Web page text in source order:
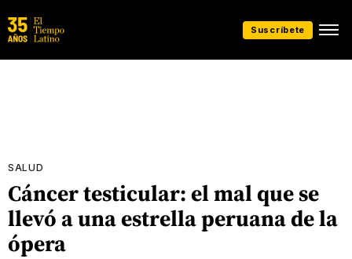
Suscríbete
SALUD
Cáncer testicular: el mal que se
llevó a una estrella peruana de la
ópera